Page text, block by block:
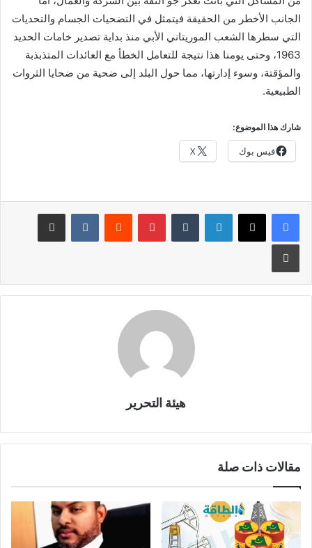
الجانب الأخطر من الحقيقة فيتمثل في التضحيات الجسام والتحديات
التي سطرها الشعب الموريتاني الأبي منذ بداية تصدير خامات الحديد
1963، وحتى يومنا هذا نتيجة للتعامل الخطأ مع العائدات المتذبذبة
والمؤقتة، وسوء إدارتها، مما حول البلد إلى ضحية من ضحايا الثروات
الطبيعية.
شارك هذا الموضوع:
فيس بوك X
لينكدإن بينتيريست مشاركة عبر البريد
طباعة
هيئة التحرير
مقالات ذات صلة